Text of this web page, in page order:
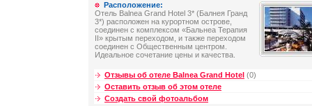
Расположение:
Отель Balnea Grand Hotel 3* (Балнея Гранд
3*) расположен на курортном острове,
соединен с комплексом «Бальнеа Терапия
II» крытым переходом, и также переходом
соединен с Общественным центром.
Идеальное сочетание цены и качества.
Отзывы об отеле Balnea Grand Hotel (0)
Оставить отзыв об этом отеле
Создать свой фотоальбом